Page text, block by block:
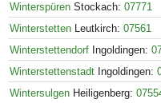
Winterspüren Stockach: 07771
Winterstetten Leutkirch: 07561
Winterstettendorf Ingoldingen:
Winterstettenstadt Ingoldingen:
Wintersulgen Heiligenberg: